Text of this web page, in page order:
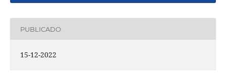
PUBLICADO
15-12-2022